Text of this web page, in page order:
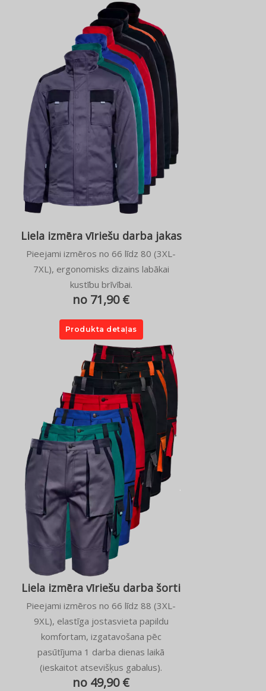
Liela izmēra vīriešu darba jakas
Pieejami izmēros no 66 līdz 80 (3XL-
7XL), ergonomisks dizains labākai
kustību brīvībai.
no 71,90 €
Produkta detaļas
Liela izmēra vīriešu darba šorti
Pieejami izmēros no 66 līdz 88 (3XL-
9XL), elastīga jostasvieta papildu
komfortam, izgatavošana pēc
pasūtījuma 1 darba dienas laikā
(ieskaitot atsevišķus gabalus).
no 49,90 €